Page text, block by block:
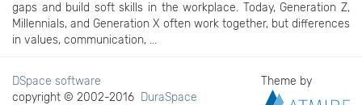
gaps and build soft skills in the workplace. Today, Generation Z,
Millennials, and Generation X often work together, but differences
in values, communication, ...
DSpace software
copyright © 2002-2016 DuraSpace
Theme by